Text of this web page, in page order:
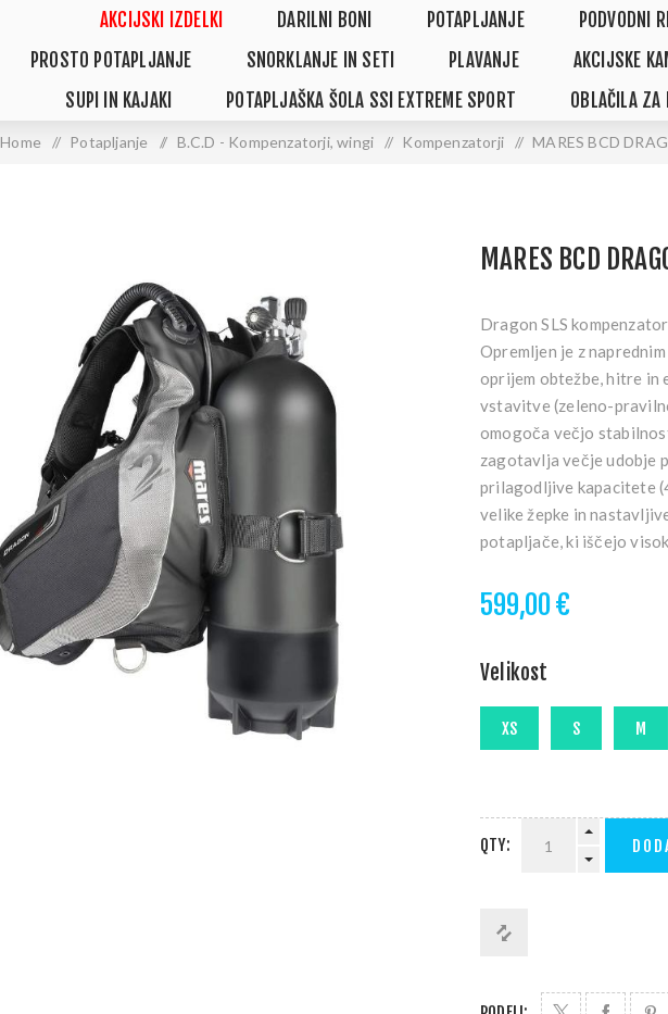
AKCIJSKI IZDELKI DARILNI BONI POTAPLJANJE
PODVODNI
PROSTO POTAPLJANJE
SNORKLANJE IN SETI PLAVANJE
AKCIJSKE
SUPI IN KAJAKI
POTAPLJAŠKA ŠOLA SSI EXTREME SPORT OBLAČILA ZA
Home / Potapljanje / B.C.D - Kompenzatorji, wingi / Kompenzatorji / MARES BCD
MARES BCD
Dragon SLS
Opremljen je z
oprijem obtežbe, hitre in
vstavitve (zeleno-
omogoča večjo
zagotavlja večje udobje
prilagodljive kapacitete
velike žepke in
potapljače, ki iščejo
599,00 €
Velikost
QTY: